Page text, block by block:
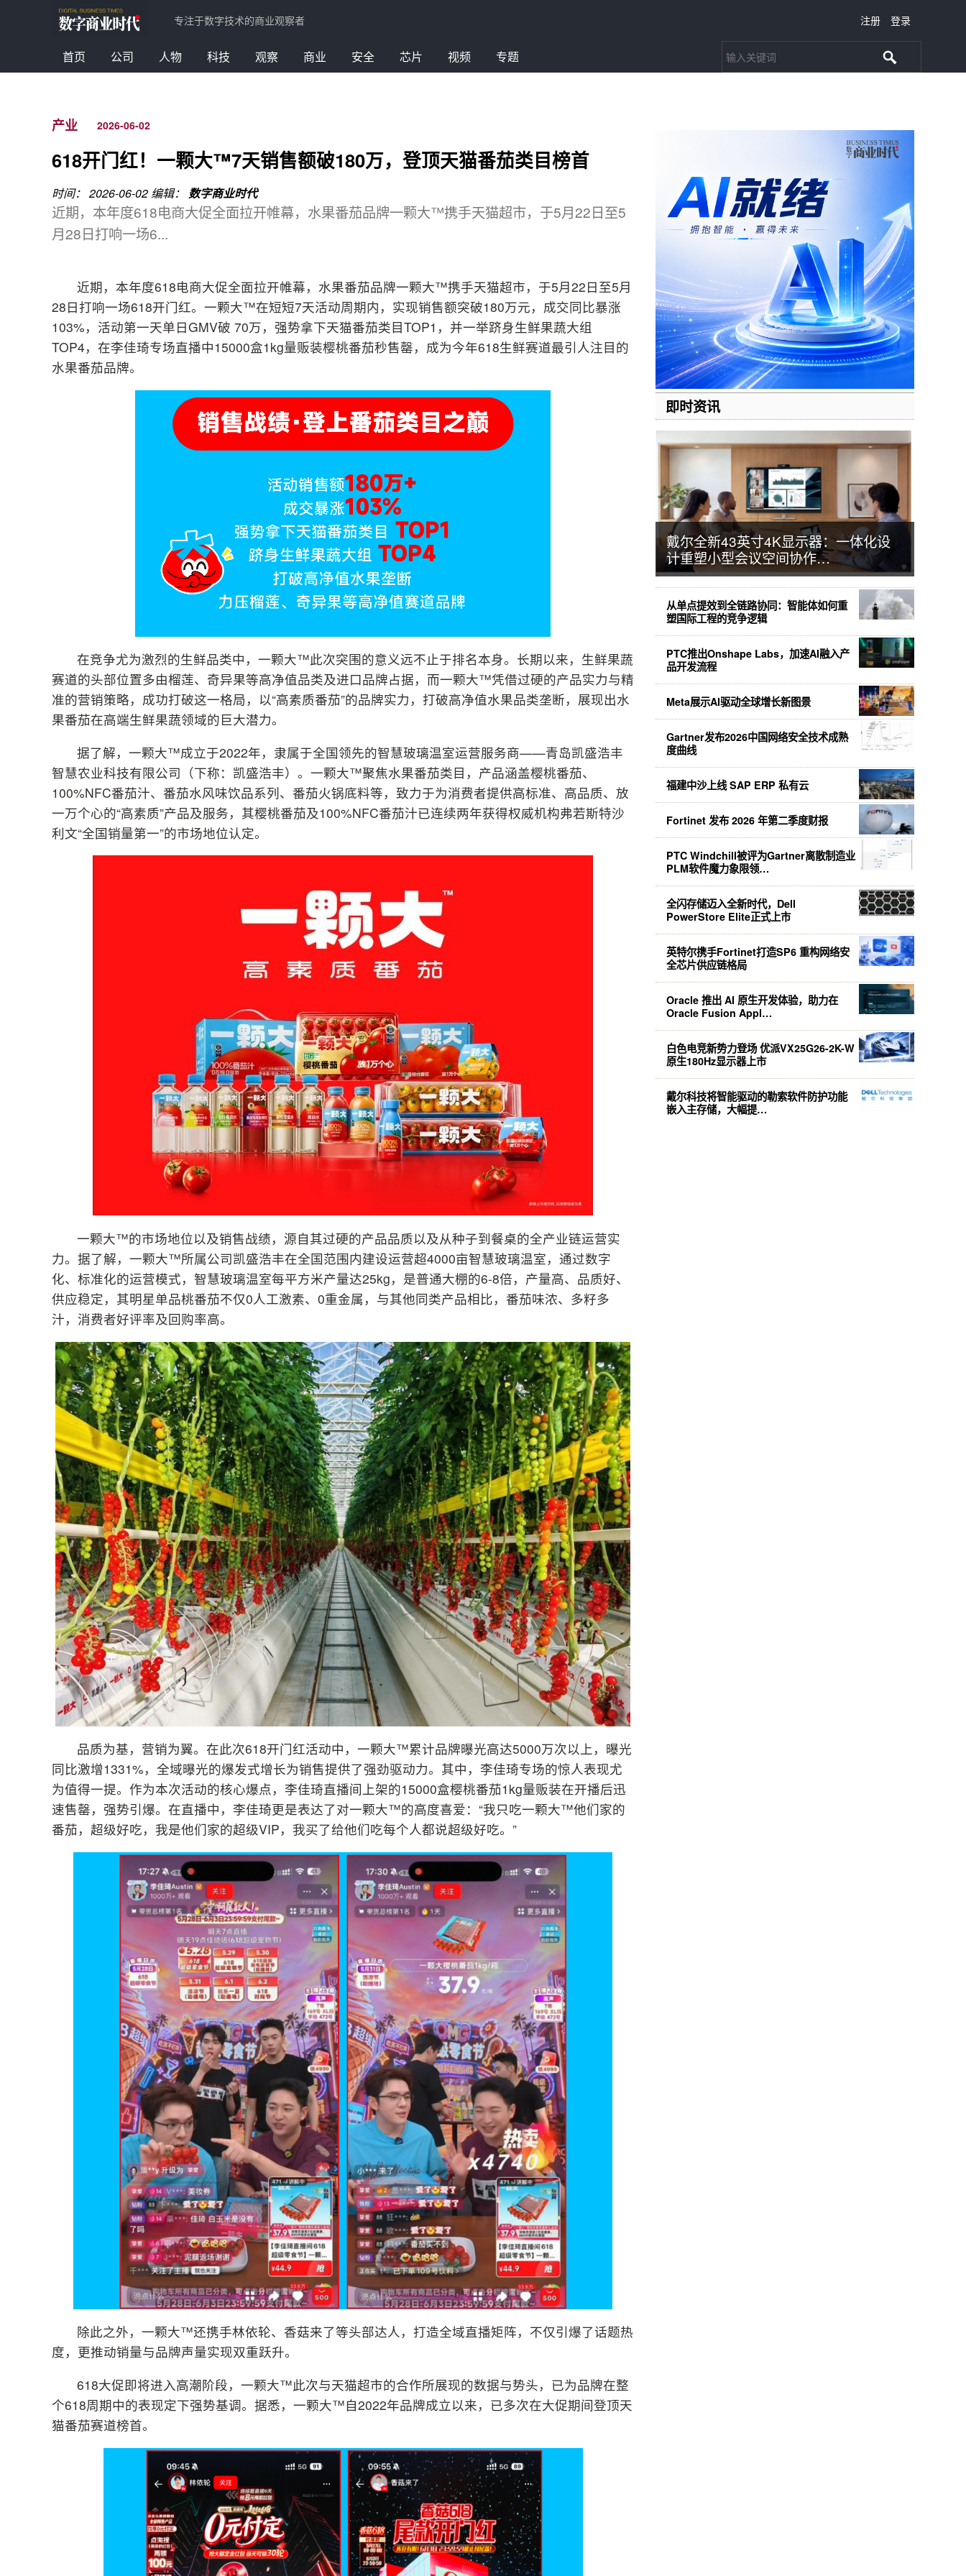
专注于数字技术的商业观察者 注册 登录
首页 公司 人物 科技 观察 商业 安全 芯片 视频 专题
产业 2026-06-02
618开门红！一颗大™️7天销售额破180万，登顶天猫番茄类目榜首
时间： 2026-06-02编辑： 数字商业时代
近期，本年度618电商大促全面拉开帷幕，水果番茄品牌一颗大™携手天猫超市，于5月22日至5
月28日打响一场6...
近期，本年度618电商大促全面拉开帷幕，水果番茄品牌一颗大™携手天猫超市，于5月22日至5月
28日打响一场618开门红。一颗大™在短短7天活动周期内，实现销售额突破180万元，成交同比暴涨
103%，活动第一天单日GMV破 70万，强势拿下天猫番茄类目TOP1，并一举跻身生鲜果蔬大组
TOP4，在李佳琦专场直播中15000盒1kg量贩装樱桃番茄秒售罄，成为今年618生鲜赛道最引人注目的
水果番茄品牌。
在竞争尤为激烈的生鲜品类中，一颗大™此次突围的意义远不止于排名本身。长期以来，生鲜果蔬
赛道的头部位置多由榴莲、奇异果等高净值品类及进口品牌占据，而一颗大™凭借过硬的产品实力与精
准的营销策略，成功打破这一格局，以“高素质番茄”的品牌实力，打破高净值水果品类垄断，展现出水
果番茄在高端生鲜果蔬领域的巨大潜力。
据了解，一颗大™成立于2022年，隶属于全国领先的智慧玻璃温室运营服务商——青岛凯盛浩丰
智慧农业科技有限公司（下称：凯盛浩丰）。一颗大™聚焦水果番茄类目，产品涵盖樱桃番茄、
100%NFC番茄汁、番茄水风味饮品系列、番茄火锅底料等，致力于为消费者提供高标准、高品质、放
一万个心的“高素质”产品及服务，其樱桃番茄及100%NFC番茄汁已连续两年获得权威机构弗若斯特沙
利文“全国销量第一”的市场地位认定。
一颗大™的市场地位以及销售战绩，源自其过硬的产品品质以及从种子到餐桌的全产业链运营实
力。据了解，一颗大™所属公司凯盛浩丰在全国范围内建设运营超4000亩智慧玻璃温室，通过数字
化、标准化的运营模式，智慧玻璃温室每平方米产量达25kg，是普通大棚的6-8倍，产量高、品质好、
供应稳定，其明星单品桃番茄不仅0人工激素、0重金属，与其他同类产品相比，番茄味浓、多籽多
汁，消费者好评率及回购率高。
品质为基，营销为翼。在此次618开门红活动中，一颗大™累计品牌曝光高达5000万次以上，曝光
同比激增1331%，全域曝光的爆发式增长为销售提供了强劲驱动力。其中，李佳琦专场的惊人表现尤
为值得一提。作为本次活动的核心爆点，李佳琦直播间上架的15000盒樱桃番茄1kg量贩装在开播后迅
速售罄，强势引爆。在直播中，李佳琦更是表达了对一颗大™的高度喜爱：“我只吃一颗大™他们家的
番茄，超级好吃，我是他们家的超级VIP，我买了给他们吃每个人都说超级好吃。”
除此之外，一颗大™还携手林依轮、香菇来了等头部达人，打造全域直播矩阵，不仅引爆了话题热
度，更推动销量与品牌声量实现双重跃升。
618大促即将进入高潮阶段，一颗大™此次与天猫超市的合作所展现的数据与势头，已为品牌在整
个618周期中的表现定下强势基调。据悉，一颗大™自2022年品牌成立以来，已多次在大促期间登顶天
猫番茄赛道榜首。
即时资讯
戴尔全新43英寸4K显示器：一体化设
计重塑小型会议空间协作…
从单点提效到全链路协同：智能体如何重
塑国际工程的竞争逻辑
PTC推出Onshape Labs，加速AI融入产
品开发流程
Meta展示AI驱动全球增长新图景
Gartner发布2026中国网络安全技术成熟
度曲线
福建中沙上线 SAP ERP 私有云
Fortinet 发布 2026 年第二季度财报
PTC Windchill被评为Gartner离散制造业
PLM软件魔力象限领…
全闪存储迈入全新时代，Dell
PowerStore Elite正式上市
英特尔携手Fortinet打造SP6 重构网络安
全芯片供应链格局
Oracle 推出 AI 原生开发体验，助力在
Oracle Fusion Appl…
白色电竞新势力登场 优派VX25G26-2K-W
原生180Hz显示器上市
戴尔科技将智能驱动的勒索软件防护功能
嵌入主存储，大幅提…